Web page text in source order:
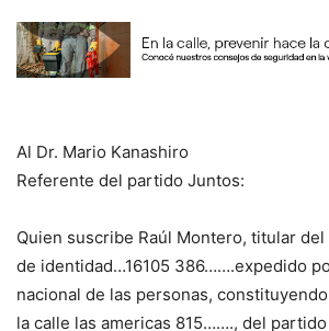
Al Dr. Mario Kanashiro
Referente del partido Juntos:
Quien suscribe Raúl Montero, titular
de identidad…16105 386…….expedido
nacional de las personas,
la calle las americas 815……., del